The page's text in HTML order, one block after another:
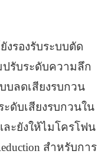
รองรับระบบตัด
ปรับระดับความลึก
บลดเสียงรบกวน
ดับเสียงรบกวนใน
ะยังให้ไมโครโฟน
สำหรับการ